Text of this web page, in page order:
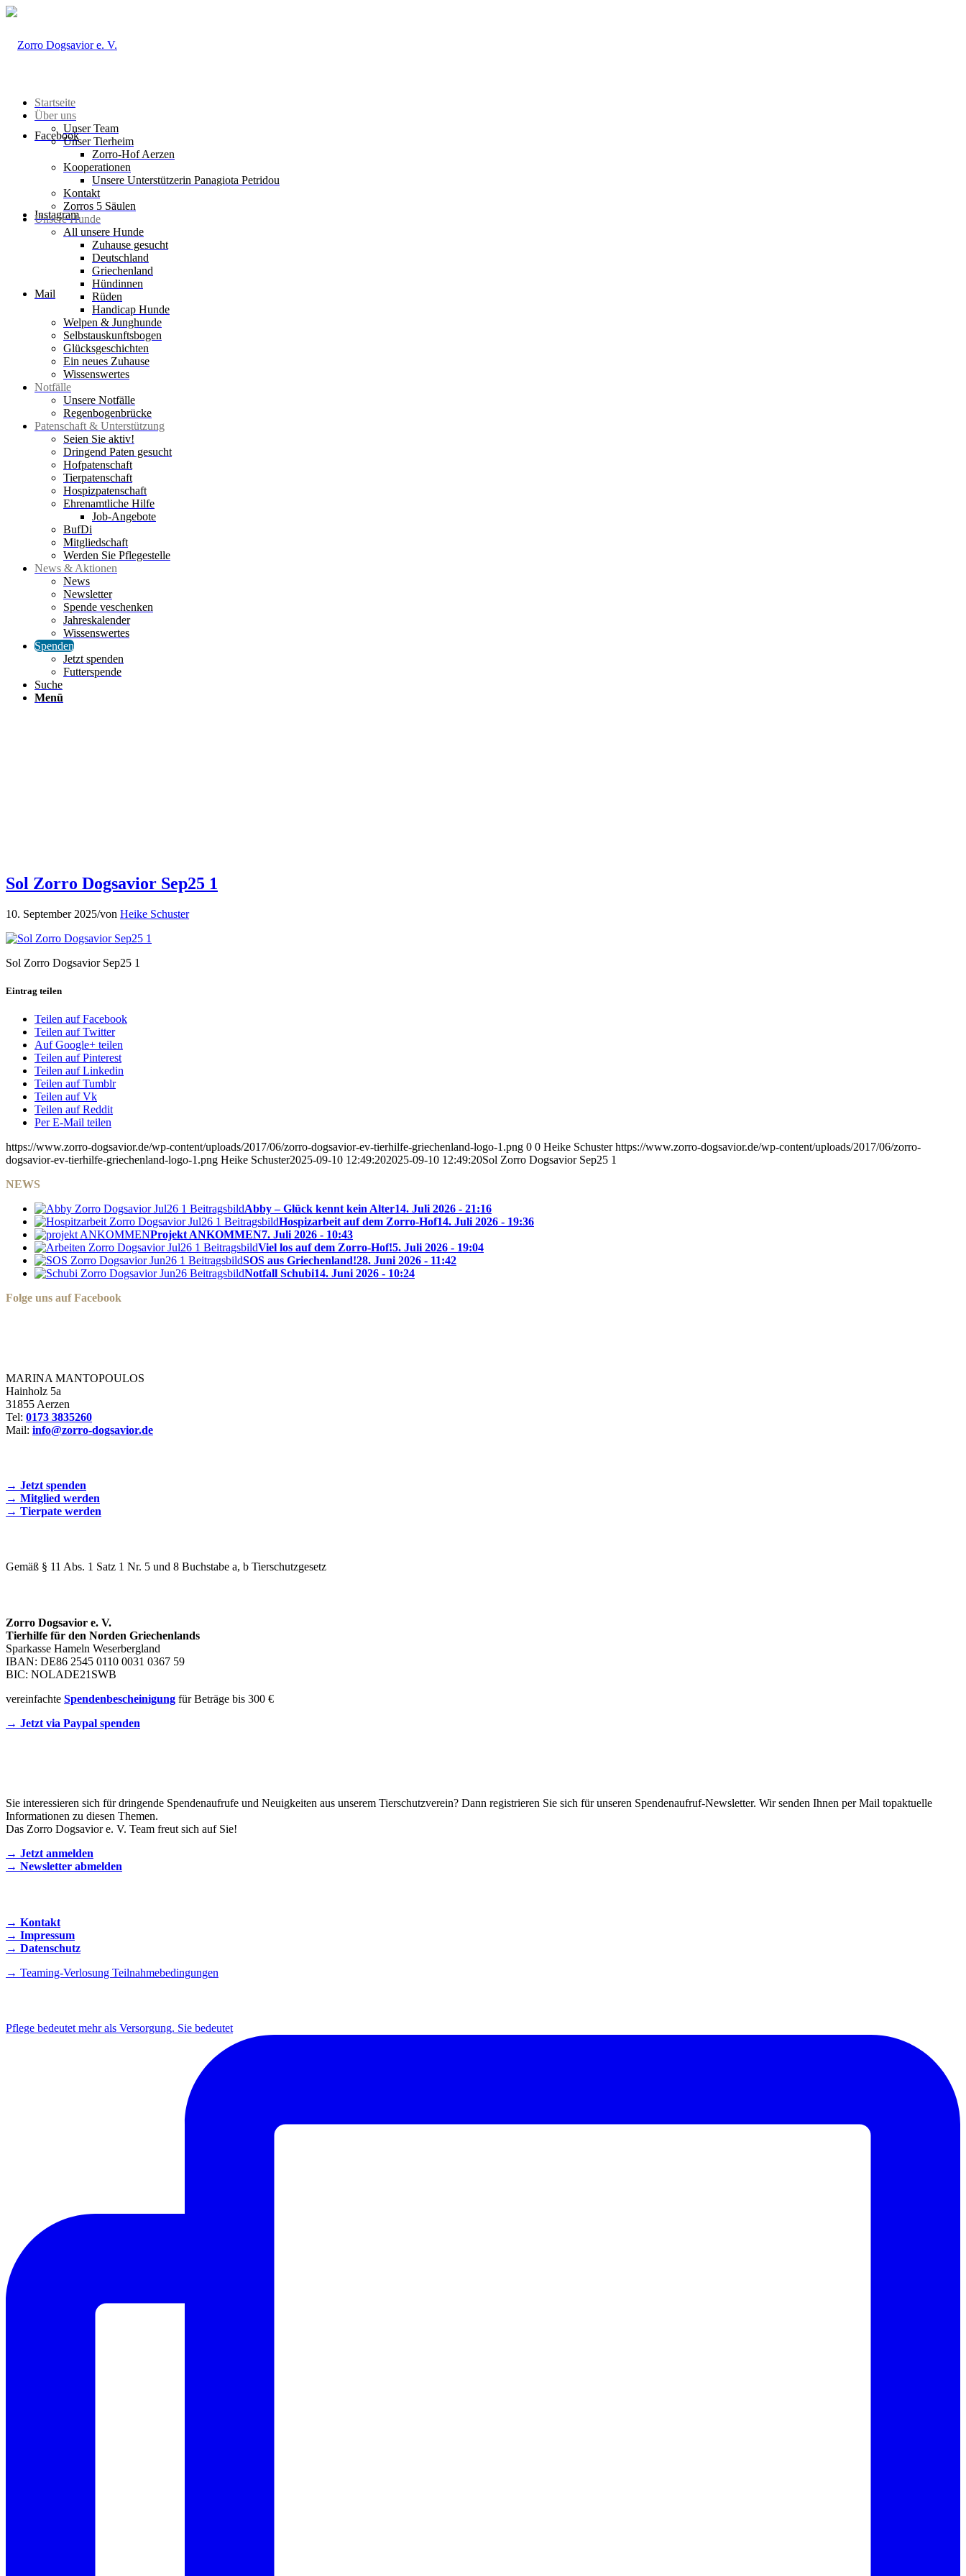
Facebook
Instagram
Mail
Startseite
Über uns
Unser Team
Unser Tierheim
Zorro-Hof Aerzen
Kooperationen
Unsere Unterstützerin Panagiota Petridou
Kontakt
Zorros 5 Säulen
Unsere Hunde
All unsere Hunde
Zuhause gesucht
Deutschland
Griechenland
Hündinnen
Rüden
Handicap Hunde
Welpen & Junghunde
Selbstauskunftsbogen
Glücksgeschichten
Ein neues Zuhause
Wissenswertes
Notfälle
Unsere Notfälle
Regenbogenbrücke
Patenschaft & Unterstützung
Seien Sie aktiv!
Dringend Paten gesucht
Hofpatenschaft
Tierpatenschaft
Hospizpatenschaft
Ehrenamtliche Hilfe
Job-Angebote
BufDi
Mitgliedschaft
Werden Sie Pflegestelle
News & Aktionen
News
Newsletter
Spende veschenken
Jahreskalender
Wissenswertes
Spenden
Jetzt spenden
Futterspende
Suche
Menü
Sol Zorro Dogsavior Sep25 1
10. September 2025/von Heike Schuster
Sol Zorro Dogsavior Sep25 1
Eintrag teilen
Teilen auf Facebook
Teilen auf Twitter
Auf Google+ teilen
Teilen auf Pinterest
Teilen auf Linkedin
Teilen auf Tumblr
Teilen auf Vk
Teilen auf Reddit
Per E-Mail teilen
https://www.zorro-dogsavior.de/wp-content/uploads/2017/06/zorro-dogsavior-ev-tierhilfe-griechenland-logo-1.png 0 0 Heike Schuster https://www.zorro-dogsavior.de/wp-content/uploads/2017/06/zorro-
dogsavior-ev-tierhilfe-griechenland-logo-1.png Heike Schuster2025-09-10 12:49:202025-09-10 12:49:20Sol Zorro Dogsavior Sep25 1
NEWS
Abby – Glück kennt kein Alter14. Juli 2026 - 21:16
Hospizarbeit auf dem Zorro-Hof14. Juli 2026 - 19:36
Projekt ANKOMMEN7. Juli 2026 - 10:43
Viel los auf dem Zorro-Hof!5. Juli 2026 - 19:04
SOS aus Griechenland!28. Juni 2026 - 11:42
Notfall Schubi14. Juni 2026 - 10:24
Folge uns auf Facebook
MARINA MANTOPOULOS
Hainholz 5a
31855 Aerzen
Tel: 0173 3835260
Mail: info@zorro-dogsavior.de
→ Jetzt spenden
→ Mitglied werden
→ Tierpate werden
Gemäß § 11 Abs. 1 Satz 1 Nr. 5 und 8 Buchstabe a, b Tierschutzgesetz
Zorro Dogsavior e. V.
Tierhilfe für den Norden Griechenlands
Sparkasse Hameln Weserbergland
IBAN: DE86 2545 0110 0031 0367 59
BIC: NOLADE21SWB
vereinfachte Spendenbescheinigung für Beträge bis 300 €
→ Jetzt via Paypal spenden
Sie interessieren sich für dringende Spendenaufrufe und Neuigkeiten aus unserem Tierschutzverein? Dann registrieren Sie sich für unseren Spendenaufruf-Newsletter. Wir senden Ihnen per Mail topaktuelle
Informationen zu diesen Themen.
Das Zorro Dogsavior e. V. Team freut sich auf Sie!
→ Jetzt anmelden
→ Newsletter abmelden
→ Kontakt
→ Impressum
→ Datenschutz
→ Teaming-Verlosung Teilnahmebedingungen
Pflege bedeutet mehr als Versorgung. Sie bedeutet